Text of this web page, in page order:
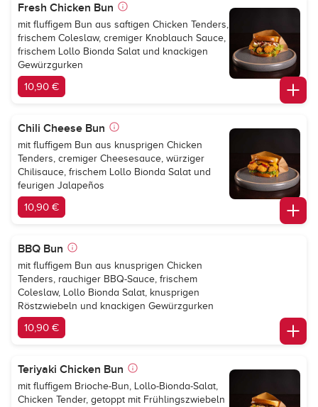
Fresh Chicken Bun
mit fluffigem Bun aus saftigen Chicken Tenders,
frischem Coleslaw, cremiger Knoblauch Sauce,
frischem Lollo Bionda Salat und knackigen
Gewürzgurken
10,90 €
Chili Cheese Bun
mit fluffigem Bun aus knusprigen Chicken
Tenders, cremiger Cheesesauce, würziger
Chilisauce, frischem Lollo Bionda Salat und
feurigen Jalapeños
10,90 €
BBQ Bun
mit fluffigem Bun aus knusprigen Chicken
Tenders, rauchiger BBQ-Sauce, frischem
Coleslaw, Lollo Bionda Salat, knusprigen
Röstzwiebeln und knackigen Gewürzgurken
10,90 €
Teriyaki Chicken Bun
mit fluffigem Brioche-Bun, Lollo-Bionda-Salat,
Chicken Tender, getoppt mit Frühlingszwiebeln